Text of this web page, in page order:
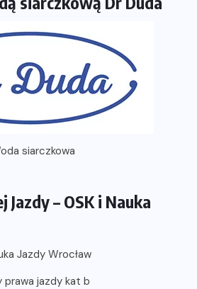
siarczkowa
– OSK i Nauka
prawa jazdy kat b